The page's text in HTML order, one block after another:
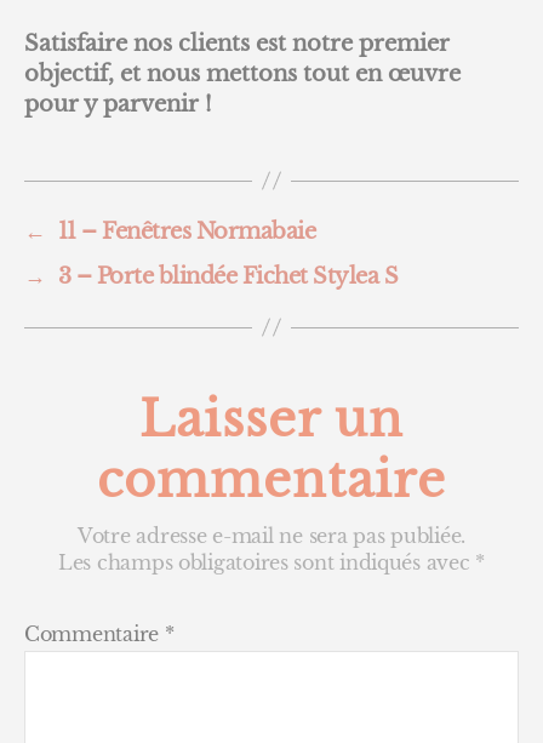
Satisfaire nos clients est notre premier
objectif, et nous mettons tout en œuvre
pour y parvenir !
←
11 – Fenêtres Normabaie
→
3 – Porte blindée Fichet Stylea S
Laisser un
commentaire
Votre adresse e-mail ne sera pas publiée.
Les champs obligatoires sont indiqués avec *
Commentaire *